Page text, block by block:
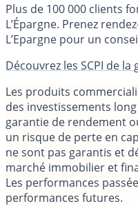
Plus de 100 000 clients
L’Épargne. Prenez
L’Epargne pour un
Découvrez les SCPI de la
Les produits
des investissements
garantie de rendement
un risque de perte en
ne sont pas garantis et
marché immobilier et
Les performances
performances futures.